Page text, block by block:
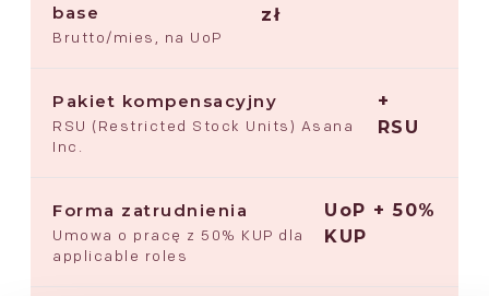
base
Brutto/mies, na UoP
zł
Pakiet kompensacyjny
RSU (Restricted Stock Units) Asana
Inc.
+
RSU
Forma zatrudnienia
Umowa o pracę z 50% KUP dla
applicable roles
UoP + 50%
KUP